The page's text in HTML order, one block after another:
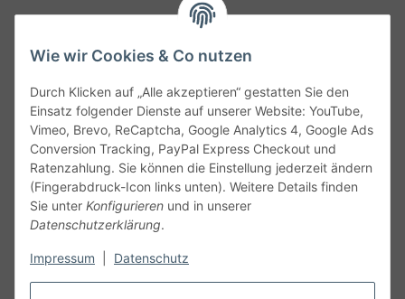
Wie wir Cookies & Co nutzen
Durch Klicken auf „Alle akzeptieren“ gestatten Sie den
Einsatz folgender Dienste auf unserer Website: YouTube,
Vimeo, Brevo, ReCaptcha, Google Analytics 4, Google Ads
Conversion Tracking, PayPal Express Checkout und
Ratenzahlung. Sie können die Einstellung jederzeit ändern
(Fingerabdruck-Icon links unten). Weitere Details finden
Sie unter Konfigurieren und in unserer
Datenschutzerklärung.
Impressum Datenschutz
Service
Gesetzliche Informationen
Alle technischen Angaben ohne Gewähr. Irrtümer und fehlerhafte
Angaben vorbehalten. Wenn Sie Datenblätter oder spezielle
unseren Kundenservice. Abbildungen der Artikel können